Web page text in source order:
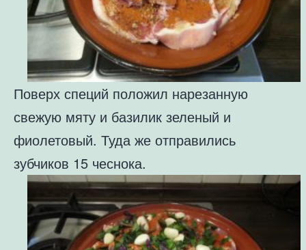
Поверх специй положил нарезанную
свежую мяту и базилик зеленый и
фиолетовый. Туда же отправились
зубчиков 15 чеснока.